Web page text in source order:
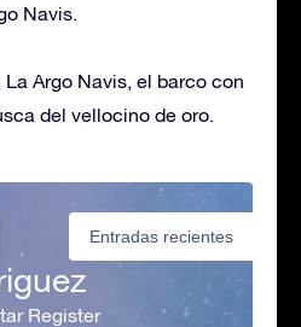
Navis.
Argo Navis, el barco con
del vellocino de oro.
Entradas recientes
Register